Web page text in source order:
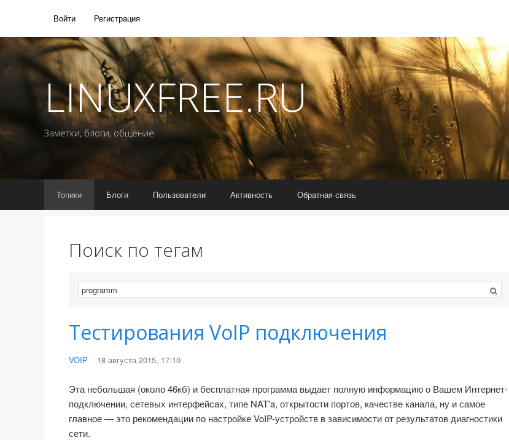
Войти Регистрация
LINUXFREE.RU
Заметки, блоги, общение
Топики Блоги Пользователи Активность Обратная связь
Поиск по тегам
Тестирования VoIP подключения
VOIP 18 августа 2015, 17:10
Эта небольшая (около 46кб) и бесплатная программа выдает полную информацию о Вашем Интернет-
подключении, сетевых интерфейсах, типе NAT'a, открытости портов, качестве канала, ну и самое
главное — это рекомендации по настройке VoIP-устройств в зависимости от результатов диагностики
сети.